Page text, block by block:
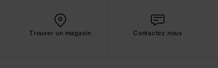
Trouver un magasin Contactez nous